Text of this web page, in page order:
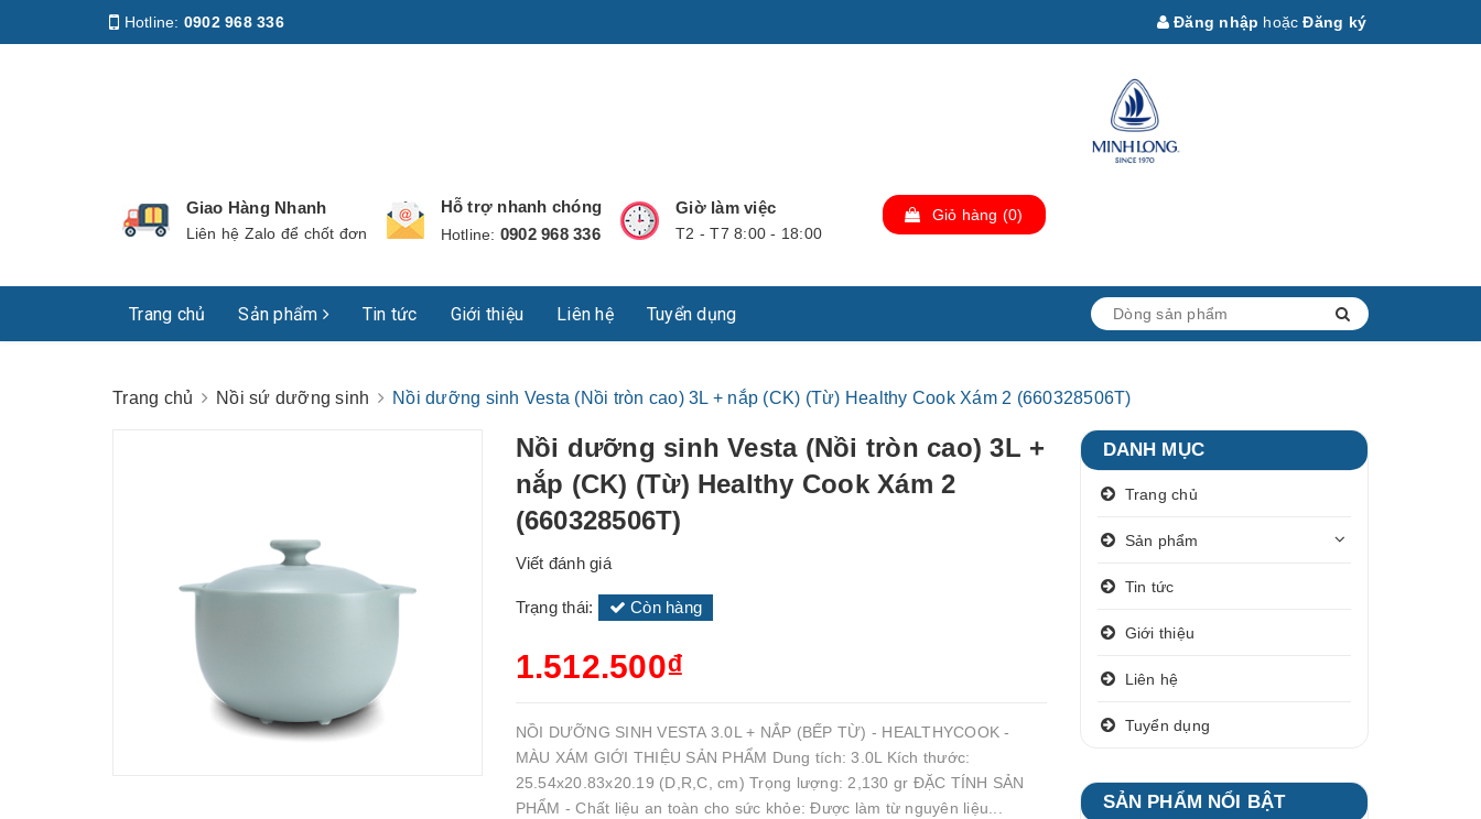
Hotline: 0902 968 336 Đăng nhập hoặc Đăng ký
Giao Hàng Nhanh
Liên hệ Zalo để chốt đơn
Hỗ trợ nhanh chóng
Hotline: 0902 968 336
Giờ làm việc
T2 - T7 8:00 - 18:00
Giỏ hàng (0)
Trang chủ Sản phẩm Tin tức Giới thiệu Liên hệ Tuyển dụng
Trang chủ Nồi sứ dưỡng sinh Nồi dưỡng sinh Vesta (Nồi tròn cao) 3L + nắp (CK) (Từ) Healthy Cook Xám 2 (660328506T)
Nồi dưỡng sinh Vesta (Nồi tròn cao) 3L +
nắp (CK) (Từ) Healthy Cook Xám 2
(660328506T)
Viết đánh giá
Trạng thái: Còn hàng
1.512.500₫
NỒI DƯỠNG SINH VESTA 3.0L + NẮP (BẾP TỪ) - HEALTHYCOOK -
MÀU XÁM GIỚI THIỆU SẢN PHẨM Dung tích: 3.0L Kích thước:
25.54x20.83x20.19 (D,R,C, cm) Trọng lượng: 2,130 gr ĐẶC TÍNH SẢN
PHẨM - Chất liệu an toàn cho sức khỏe: Được làm từ nguyên liệu...
DANH MỤC
Trang chủ
Sản phẩm
Tin tức
Giới thiệu
Liên hệ
Tuyển dụng
SẢN PHẨM NỔI BẬT